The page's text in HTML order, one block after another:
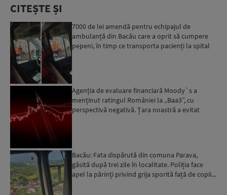
CITEȘTE ȘI
7000 de lei amendă pentru echipajul de
ambulanță din Bacău care a oprit să cumpere
pepeni, în timp ce transporta pacienți la spital
Agenția de evaluare financiară Moody`s a
menținut ratingul României la „Baa3”, cu
perspectivă negativă. Țara noastră a evitat
Bacău: Fata dispărută din comuna Parava,
găsită după trei zile în localitate. Poliția face
apel la părinți privind grija sporită față de copii...